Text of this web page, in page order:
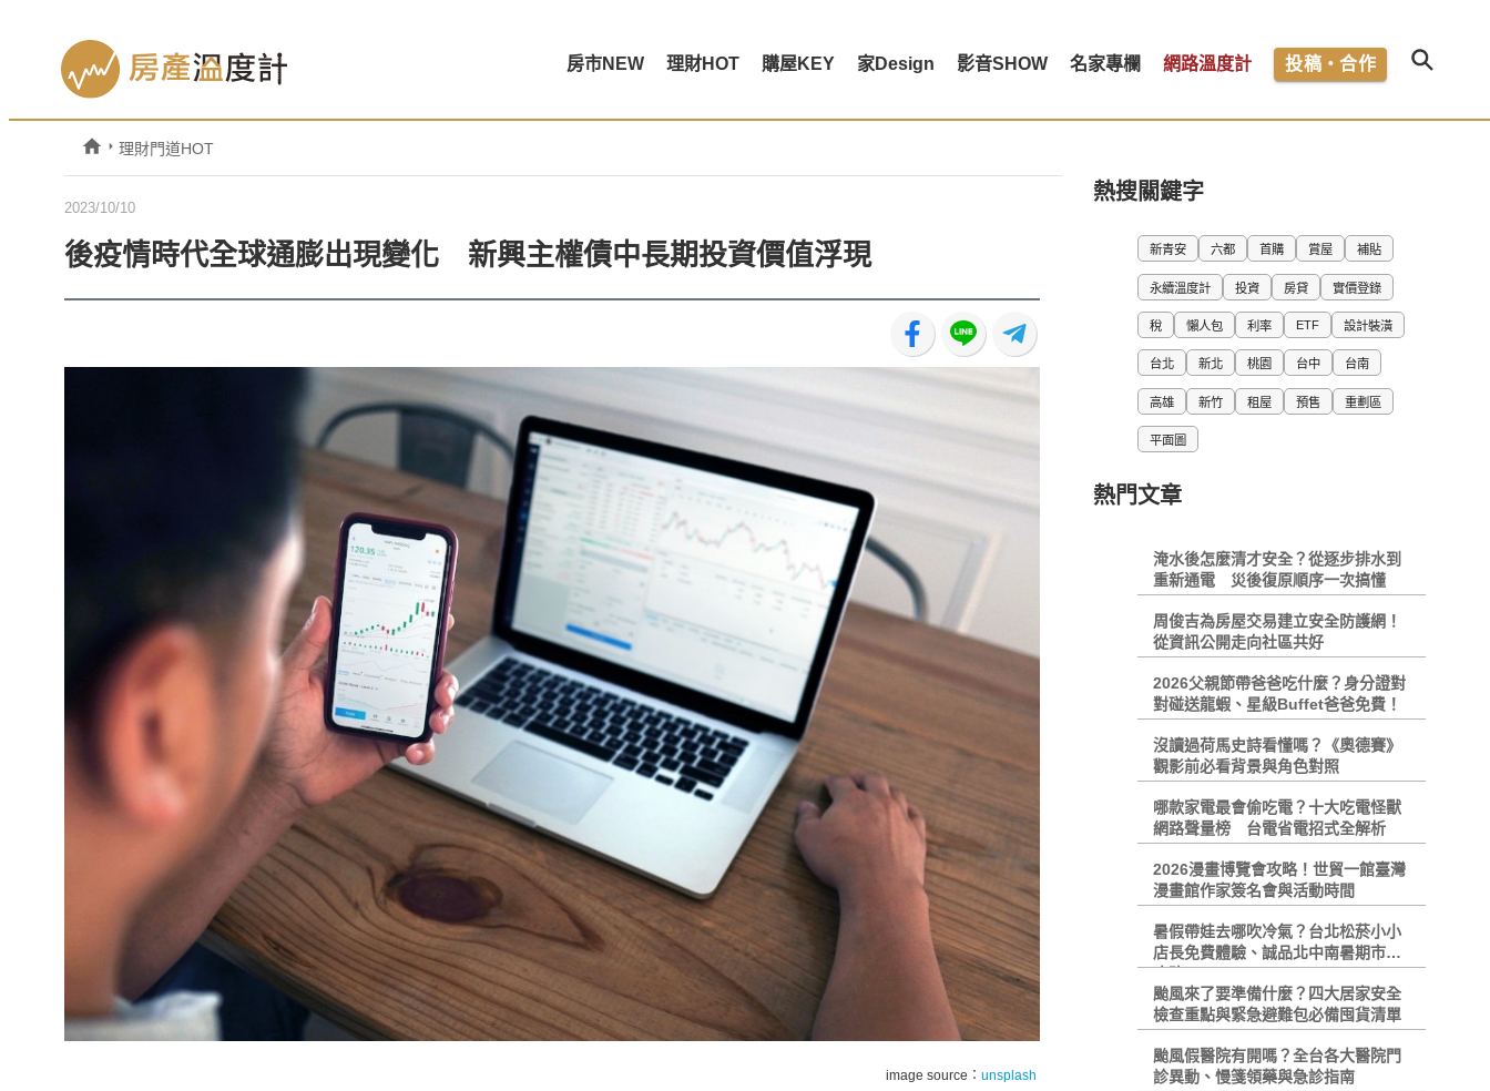
房市NEW 理財HOT 購屋KEY 家Design 影音SHOW 名家專欄 網路溫度計 投稿・合作
理財門道HOT
2023/10/10
後疫情時代全球通膨出現變化 新興主權債中長期投資價值浮現
image source： unsplash
熱搜關鍵字
新青安 六都 首購 賞屋 補貼
永續溫度計 投資 房貸 實價登錄
稅 懶人包 利率 ETF 設計裝潢
台北 新北 桃園 台中 台南
高雄 新竹 租屋 預售 重劃區
平面圖
熱門文章
淹水後怎麼清才安全？從逐步排水到
重新通電 災後復原順序一次搞懂
周俊吉為房屋交易建立安全防護網！
從資訊公開走向社區共好
2026父親節帶爸爸吃什麼？身分證對
對碰送龍蝦、星級Buffet爸爸免費！
沒讀過荷馬史詩看懂嗎？《奧德賽》
觀影前必看背景與角色對照
哪款家電最會偷吃電？十大吃電怪獸
網路聲量榜 台電省電招式全解析
2026漫畫博覽會攻略！世貿一館臺灣
漫畫館作家簽名會與活動時間
暑假帶娃去哪吹冷氣？台北松菸小小
店長免費體驗、誠品北中南暑期市集
攻略
颱風來了要準備什麼？四大居家安全
檢查重點與緊急避難包必備囤貨清單
颱風假醫院有開嗎？全台各大醫院門
診異動、慢箋領藥與急診指南